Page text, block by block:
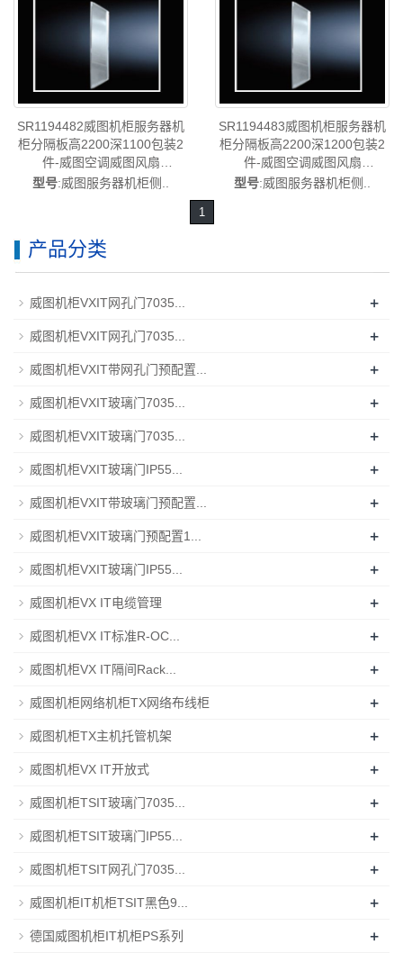
SR1194482威图机柜服务器机
柜分隔板高2200深1100包装2
件-威图空调威图风扇
SR1194.482
型号:威图服务器机柜侧..
SR1194483威图机柜服务器机
柜分隔板高2200深1200包装2
件-威图空调威图风扇
SR1194.483
型号:威图服务器机柜侧..
1
产品分类
威图机柜VXIT网孔门7035... +
威图机柜VXIT网孔门7035... +
威图机柜VXIT带网孔门预配置... +
威图机柜VXIT玻璃门7035... +
威图机柜VXIT玻璃门7035... +
威图机柜VXIT玻璃门IP55... +
威图机柜VXIT带玻璃门预配置... +
威图机柜VXIT玻璃门预配置1... +
威图机柜VXIT玻璃门IP55... +
威图机柜VX IT电缆管理 +
威图机柜VX IT标准R-OC... +
威图机柜VX IT隔间Rack... +
威图机柜网络机柜TX网络布线柜 +
威图机柜TX主机托管机架 +
威图机柜VX IT开放式 +
威图机柜TSIT玻璃门7035... +
威图机柜TSIT玻璃门IP55... +
威图机柜TSIT网孔门7035... +
威图机柜IT机柜TSIT黑色9... +
德国威图机柜IT机柜PS系列 +